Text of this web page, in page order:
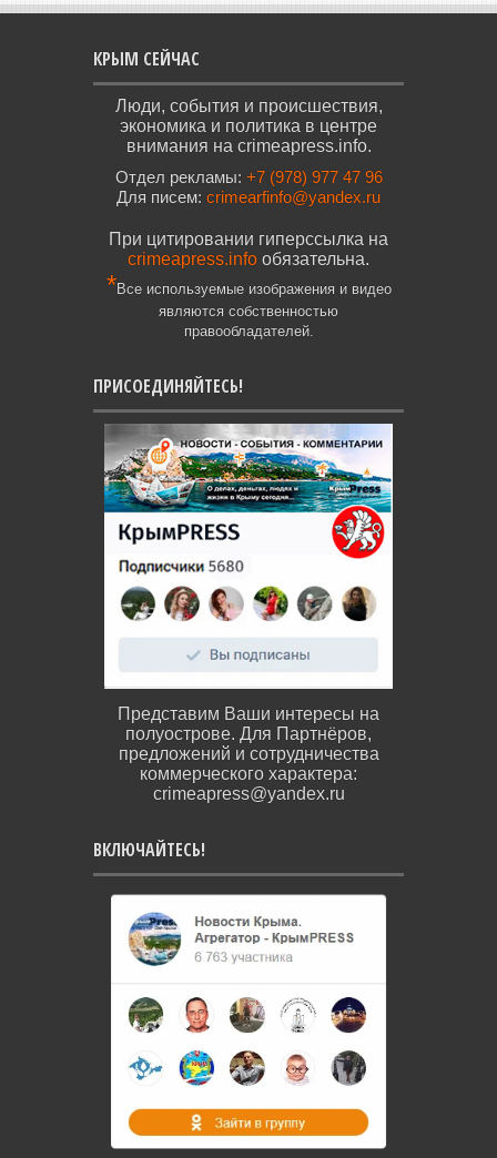
КРЫМ СЕЙЧАС
Люди, события и происшествия,
экономика и политика в центре
внимания на crimeapress.info.
Отдел рекламы: +7 (978) 977 47 96
Для писем: crimearfinfo@yandex.ru
При цитировании гиперссылка на
crimeapress.info обязательна.
*Все используемые изображения и видео
являются собственностью
правообладателей.
ПРИСОЕДИНЯЙТЕСЬ!
Представим Ваши интересы на
полуострове. Для Партнёров,
предложений и сотрудничества
коммерческого характера:
crimeapress@yandex.ru
ВКЛЮЧАЙТЕСЬ!